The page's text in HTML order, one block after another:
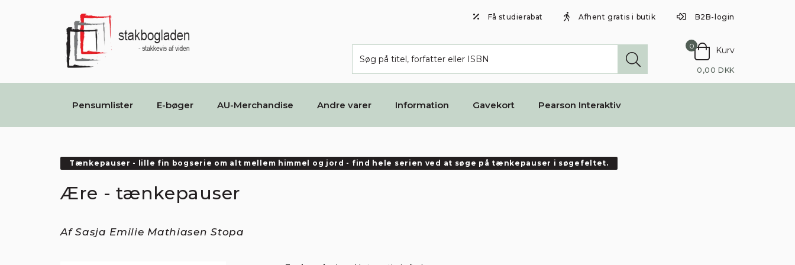
Få studierabat Afhent gratis i butik B2B-login
0 Kurv
0,00 DKK
Pensumlister E-bøger AU-Merchandise Andre varer Information Gavekort Pearson Interaktiv
Tænkepauser - lille fin bogserie om alt mellem himmel og jord - find hele serien ved at søge på tænkepauser i søgefeltet.
Ære - tænkepauser
Af Sasja Emilie Mathiasen Stopa